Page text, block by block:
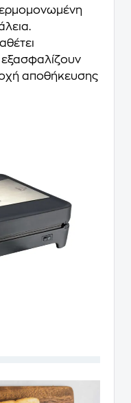
εξασφαλίζουν
αποθήκευσης